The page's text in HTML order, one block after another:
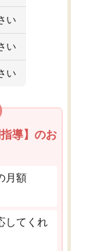
い
い
い
導】のお
月額
してくれ